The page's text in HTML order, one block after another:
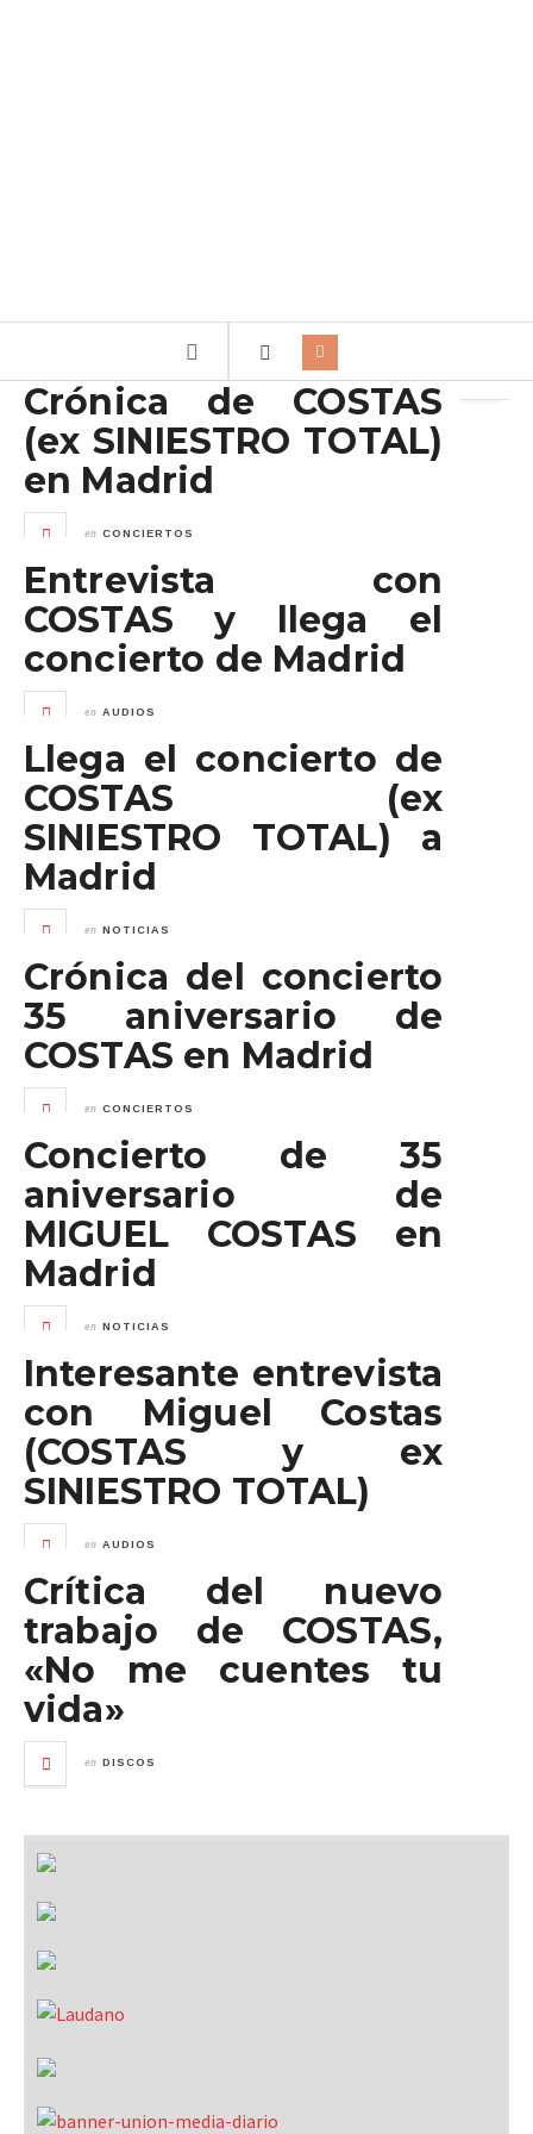
Crónica de COSTAS
(ex SINIESTRO TOTAL)
en Madrid
en CONCIERTOS
Entrevista con
COSTAS y llega el
concierto de Madrid
en AUDIOS
Llega el concierto de
COSTAS (ex
SINIESTRO TOTAL) a
Madrid
en NOTICIAS
Crónica del concierto
35 aniversario de
COSTAS en Madrid
en CONCIERTOS
Concierto de 35
aniversario de
MIGUEL COSTAS en
Madrid
en NOTICIAS
Interesante entrevista
con Miguel Costas
(COSTAS y ex
SINIESTRO TOTAL)
en AUDIOS
Crítica del nuevo
trabajo de COSTAS,
«No me cuentes tu
vida»
en DISCOS